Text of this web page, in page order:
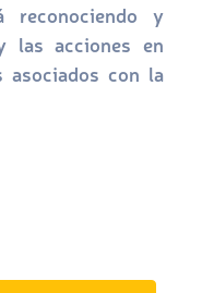
reconociendo y
las acciones en
asociados con la